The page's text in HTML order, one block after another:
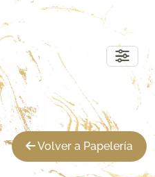
Volver a Papelería